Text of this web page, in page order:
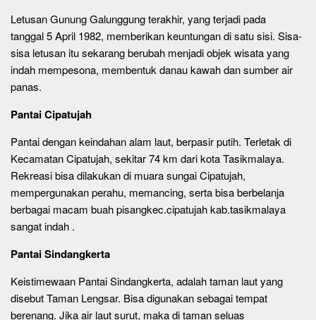
Letusan Gunung Galunggung terakhir, yang terjadi pada
tanggal 5 April 1982, memberikan keuntungan di satu sisi. Sisa-
sisa letusan itu sekarang berubah menjadi objek wisata yang
indah mempesona, membentuk danau kawah dan sumber air
panas.
Pantai Cipatujah
Pantai dengan keindahan alam laut, berpasir putih. Terletak di
Kecamatan Cipatujah, sekitar 74 km dari kota Tasikmalaya.
Rekreasi bisa dilakukan di muara sungai Cipatujah,
mempergunakan perahu, memancing, serta bisa berbelanja
berbagai macam buah pisangkec.cipatujah kab.tasikmalaya
sangat indah .
Pantai Sindangkerta
Keistimewaan Pantai Sindangkerta, adalah taman laut yang
disebut Taman Lengsar. Bisa digunakan sebagai tempat
berenang. Jika air laut surut, maka di taman seluas